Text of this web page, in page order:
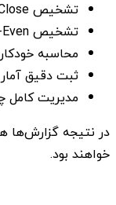
تشخیص Partial Close
تشخیص Break-Even
محاسبه
ثبت دقیق
مدیریت کامل
در نتیجه گزارش‌ها
خواهند بود.